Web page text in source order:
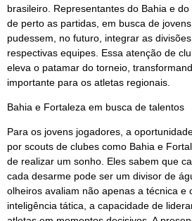
brasileiro. Representantes do Bahia e
de perto as partidas, em busca de
pudessem, no futuro, integrar as
respectivas equipes. Essa atenção de
eleva o patamar do torneio,
importante para os atletas regionais.
Bahia e Fortaleza em busca de talentos
Para os jovens jogadores, a
por scouts de clubes como Bahia e
de realizar um sonho. Eles sabem que
cada desarme pode ser um divisor de
olheiros avaliam não apenas a técnica e
inteligência tática, a capacidade de